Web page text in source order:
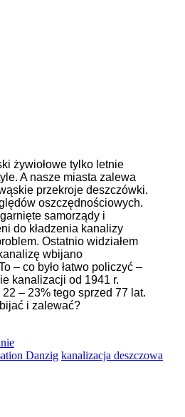
żywiołowe tylko letnie
A nasze miasta zalewa
przekroje deszczówki.
oszczędnościowych.
samorządy i
do kładzenia kanalizy
Ostatnio widziałem
wbijano
– co było łatwo policzyć –
kanalizacji od 1941 r.
22 – 23% tego sprzed 77 lat.
i zalewać?
Danzig kanalizacja deszczowa